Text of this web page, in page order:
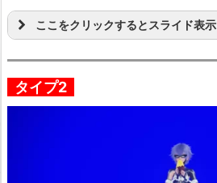
ここをクリックするとスライド表示
タイプ2